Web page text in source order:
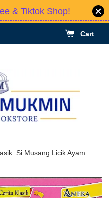
& Tiktok Shop!
Cart
Si Musang Licik Ayam